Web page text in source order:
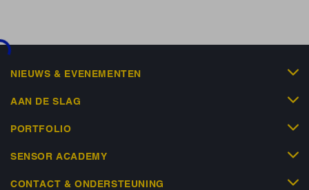
NIEUWS & EVENEMENTEN
AAN DE SLAG
PORTFOLIO
SENSOR ACADEMY
CONTACT & ONDERSTEUNING